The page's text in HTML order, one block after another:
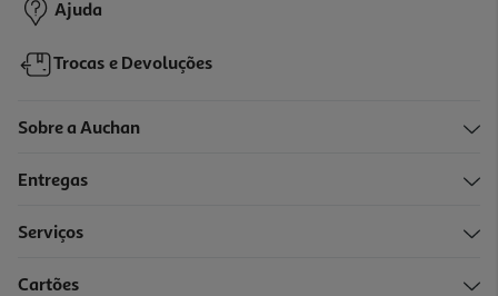
Ajuda
Trocas e Devoluções
Sobre a Auchan
Entregas
Serviços
Cartões